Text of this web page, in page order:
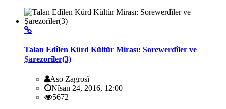
Talan Edîlen Kürd Kültür Mirası: Sorewerdîler ve
Şarezorîler(3)
Aso Zagrosî
Nîsan 24, 2016, 12:00
5672